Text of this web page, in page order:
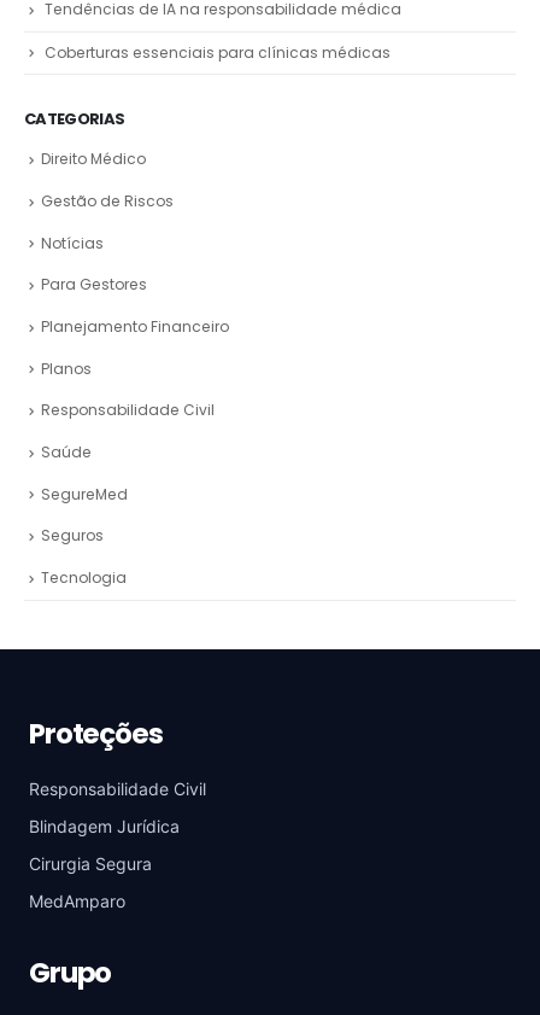
Tendências de IA na responsabilidade médica
Coberturas essenciais para clínicas médicas
CATEGORIAS
Direito Médico
Gestão de Riscos
Notícias
Para Gestores
Planejamento Financeiro
Planos
Responsabilidade Civil
Saúde
SegureMed
Seguros
Tecnologia
Proteções
Responsabilidade Civil
Blindagem Jurídica
Cirurgia Segura
MedAmparo
Grupo